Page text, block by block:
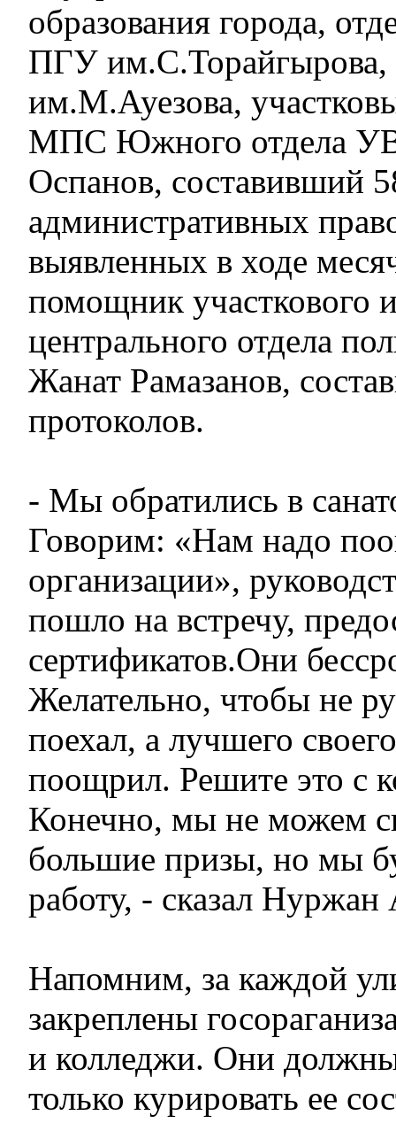
образования города,
ПГУ
им.М.Ауезова,
МПС Южного отдела
Оспанов, составивший
административных
выявленных в ходе
помощник участкового
центрального отдела
Жанат Рамазанов,
протоколов.
- Мы обратились в
Говорим: «Нам надо
организации»,
пошло на встречу,
сертификатов.Они
Желательно, чтобы не
поехал, а лучшего
поощрил. Решите это с
Конечно, мы не можем
большие призы, но мы
работу, - сказал
Напомним, за каждой
закреплены
и колледжи. Они должны
только курировать ее